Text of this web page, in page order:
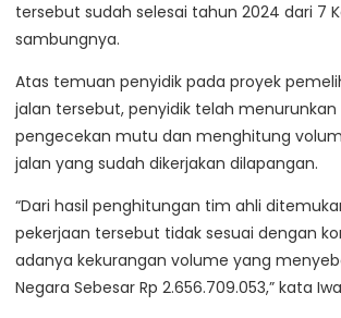
tersebut sudah selesai tahun 2024 dari 7
sambungnya.
Atas temuan penyidik pada proyek
jalan tersebut, penyidik telah
pengecekan mutu dan menghitung
jalan yang sudah dikerjakan dilapangan.
“Dari hasil penghitungan tim ahli
pekerjaan tersebut tidak sesuai dengan
adanya kekurangan volume yang
Negara Sebesar Rp 2.656.709.053,” kata